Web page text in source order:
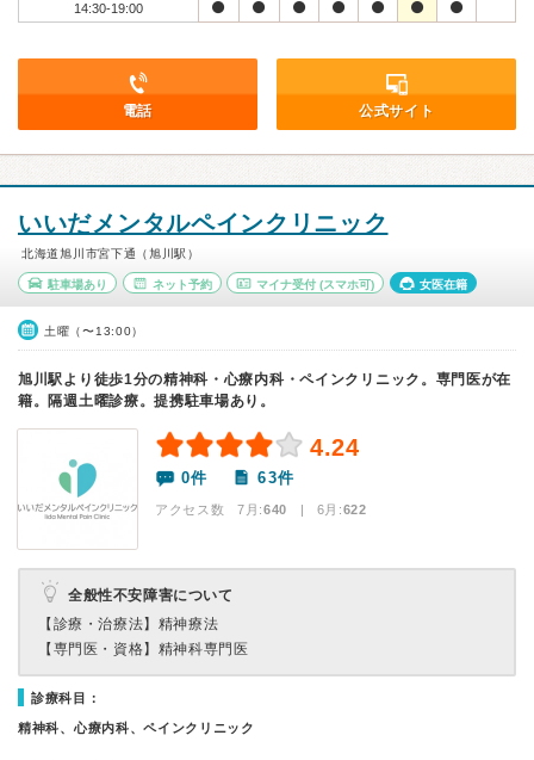
14:30-19:00
電話 公式サイト
いいだメンタルペインクリニック
北海道旭川市宮下通（旭川駅）
駐車場あり ネット予約 マイナ受付 (スマホ可) 女医在籍
土曜（〜13:00）
旭川駅より徒歩1分の精神科・心療内科・ペインクリニック。専門医が在
籍。隔週土曜診療。提携駐車場あり。
4.24
0件 63件
アクセス数 7月:640 | 6月:622
全般性不安障害について
【診療・治療法】 精神療法
【専門医・資格】 精神科専門医
診療科目：
精神科、心療内科、ペインクリニック